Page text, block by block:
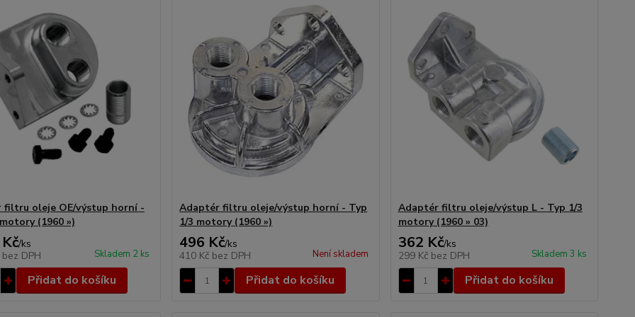
filtru oleje OE/výstup horní -
(1960 »)
/ks
bez DPH Skladem 2 ks
Přidat do košíku
Adaptér filtru oleje/výstup horní - Typ
1/3 motory (1960 »)
496 Kč/ks
410 Kč bez DPH Není skladem
Přidat do košíku
Adaptér filtru oleje/výstup L - Typ 1/3
motory (1960 » 03)
362 Kč/ks
299 Kč bez DPH Skladem 3 ks
Přidat do košíku